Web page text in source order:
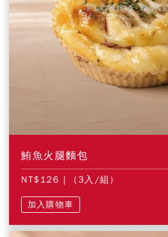
鮪魚火腿麵包
NT$126 | (3入/組)
加入購物車